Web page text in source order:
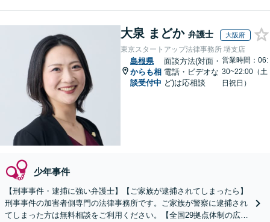
大泉 まどか 弁護士 大阪府
東京スタートアップ法律事務所 堺支店
島根県
からも相
談受付中
面談方法(対面・
電話・ビデオな
ど)は応相談
営業時間：06:
30~22:00（土
日祝日）
少年事件
【刑事事件・逮捕に強い弁護士】【ご家族が逮捕されてしまったら】
刑事事件の加害者側専門の法律事務所です。ご家族が警察に逮捕され
てしまった方は無料相談をご利用ください。【全国29拠点体制の広域